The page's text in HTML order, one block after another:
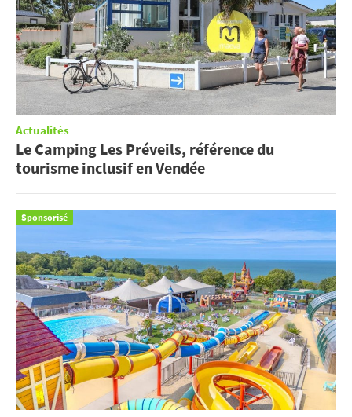
Actualités
Le Camping Les Préveils, référence du
tourisme inclusif en Vendée
Sponsorisé